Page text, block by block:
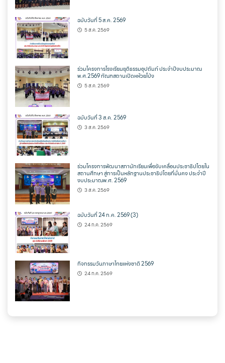
ฉบับวันที่ 5 ส.ค. 2569
5 ส.ค. 2569
ร่วมโครงการโรงเรียนยุติธรรมอุปถัมภ์ ประจำปีงบประมาณ
พ.ศ.2569 ทัณฑสถานเปิดหห้วยโป่ง
5 ส.ค. 2569
ฉบับวันที่ 3 ส.ค. 2569
3 ส.ค. 2569
ร่วมโครงการพัฒนาสภานักเรียนเพื่อขับเคลื่อนประชาธิปไตยใน
สถานศึกษา สู่การเป็นหลักฐานประชาธิปไตยที่มั่นคง ประจำปี
งบประมาณพ.ศ. 2569
3 ส.ค. 2569
ฉบับวันที่ 24 ก.ค. 2569 (3)
24 ก.ค. 2569
กิจกรรมวันภาษาไทยแห่งชาติ 2569
24 ก.ค. 2569